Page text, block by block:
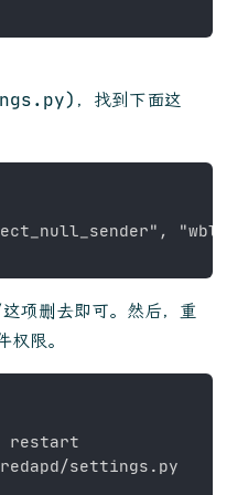
，找到下面这
删去即可。然后，重
限。
restart